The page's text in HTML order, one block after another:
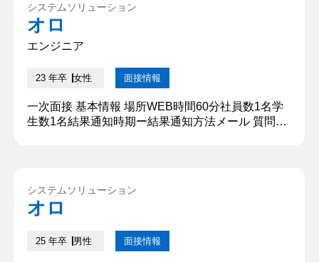
てきました。多様な人々と関わる中で状況に応じて
柔軟に対応する力や、相手の立場に立って考えるコ
ミュニケーション...
システムソリューション
オロ
エンジニア
23 年卒 女性 面接情報
一次面接 基本情報 場所WEB時間60分社員数1名学
生数1名結果通知時期ー結果通知方法メール 質問内
てきました。多様な人々と関わる中で状況に応じて
柔軟に対応する力や、相手の立場に立って考えるコ
システムソリューション
オロ
25 年卒 男性 面接情報